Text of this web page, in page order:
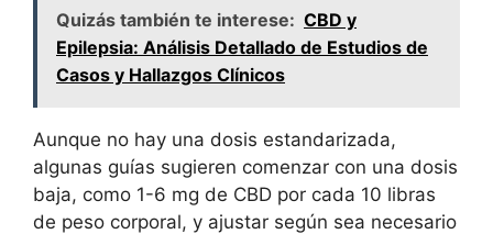
Quizás también te interese: CBD y
Epilepsia: Análisis Detallado de Estudios de
Casos y Hallazgos Clínicos
Aunque no hay una dosis estandarizada,
algunas guías sugieren comenzar con una dosis
baja, como 1-6 mg de CBD por cada 10 libras
de peso corporal, y ajustar según sea necesario